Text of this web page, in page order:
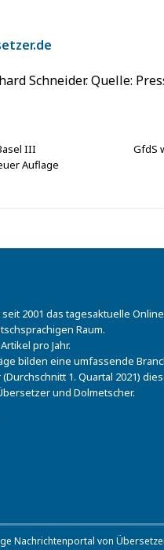
Schneider. Quelle:
III
Auflage
GfdS
2001 das tagesaktuelle
Raum.
pro Jahr.
bilden eine umfassende
1. Quartal 2021)
und Dolmetscher.
Nachrichtenportal von